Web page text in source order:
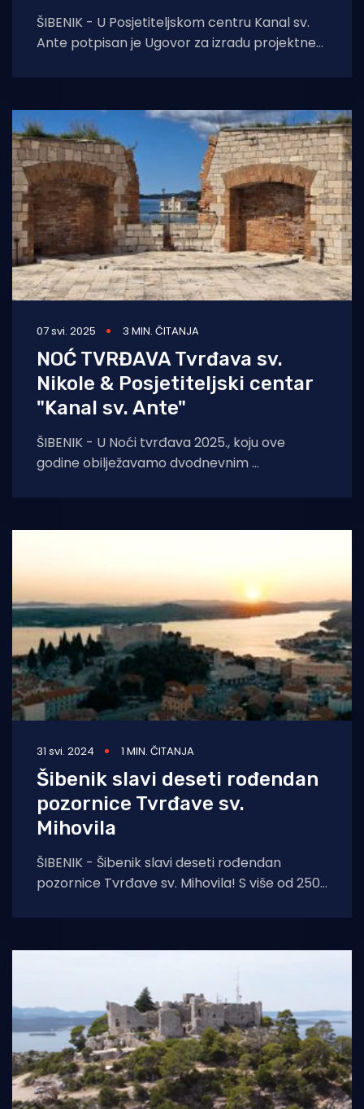
ŠIBENIK - U Posjetiteljskom centru Kanal sv.
Ante potpisan je Ugovor za izradu projektne
ključne kopnene
07 svi. 2025 3 MIN. ČITANJA
NOĆ TVRĐAVA Tvrđava sv.
Nikole & Posjetiteljski centar
"Kanal sv. Ante"
ŠIBENIK - U Noći tvrđava 2025., koju ove
godine obilježavamo dvodnevnim
očekuje raznovrstan program i bogati
31 svi. 2024 1 MIN. ČITANJA
Šibenik slavi deseti rođendan
pozornice Tvrđave sv.
Mihovila
ŠIBENIK - Šibenik slavi deseti rođendan
pozornice Tvrđave sv. Mihovila! S više od 250
i